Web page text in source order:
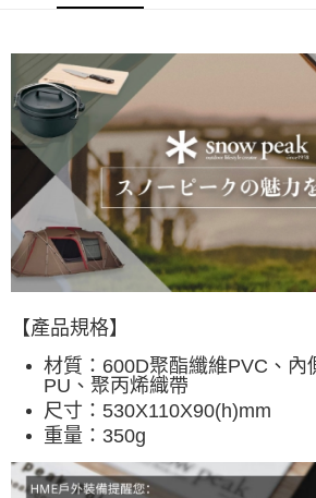
每筆NT$60，滿NT$490(含以上)免運費
7-11取貨付款
每筆NT$60，滿NT$490(含以上)免運費
付款後7-11取貨
每筆NT$60，滿NT$490(含以上)免運費
宅配
每筆NT$80，滿NT$490(含以上)免運費
離島宅配
付款後門市自取
免運費
【產品規格】
材質：600D聚酯纖維PVC、內
PU、聚丙烯織帶
尺寸： 530X110X90(h)mm
重量： 350g